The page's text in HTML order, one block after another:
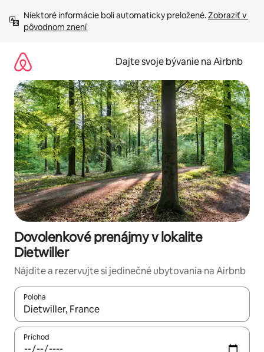
obsah.
Niektoré informácie boli automaticky preložené. Zobraziť v
pôvodnom znení
Dajte svoje bývanie na Airbnb
Dovolenkové prenájmy v lokalite
Dietwiller
Nájdite a rezervujte si jedinečné ubytovania na Airbnb
Poloha
Keď budú výsledky k dispozícii, môžete si ich prechádzať
Príchod